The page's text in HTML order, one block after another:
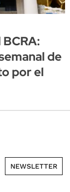
de
por el
NEWSLETTER